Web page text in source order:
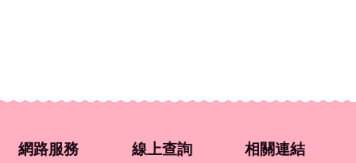
網路服務 線上查詢 相關連結